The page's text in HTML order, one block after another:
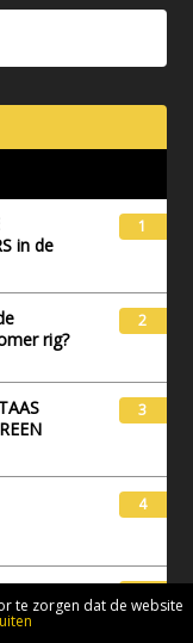
in de
1
rig?
2
3
4
niet
te zorgen dat de website